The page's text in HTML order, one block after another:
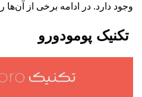
وجود دارد. در ادامه برخی از
تکنیک پومودورو